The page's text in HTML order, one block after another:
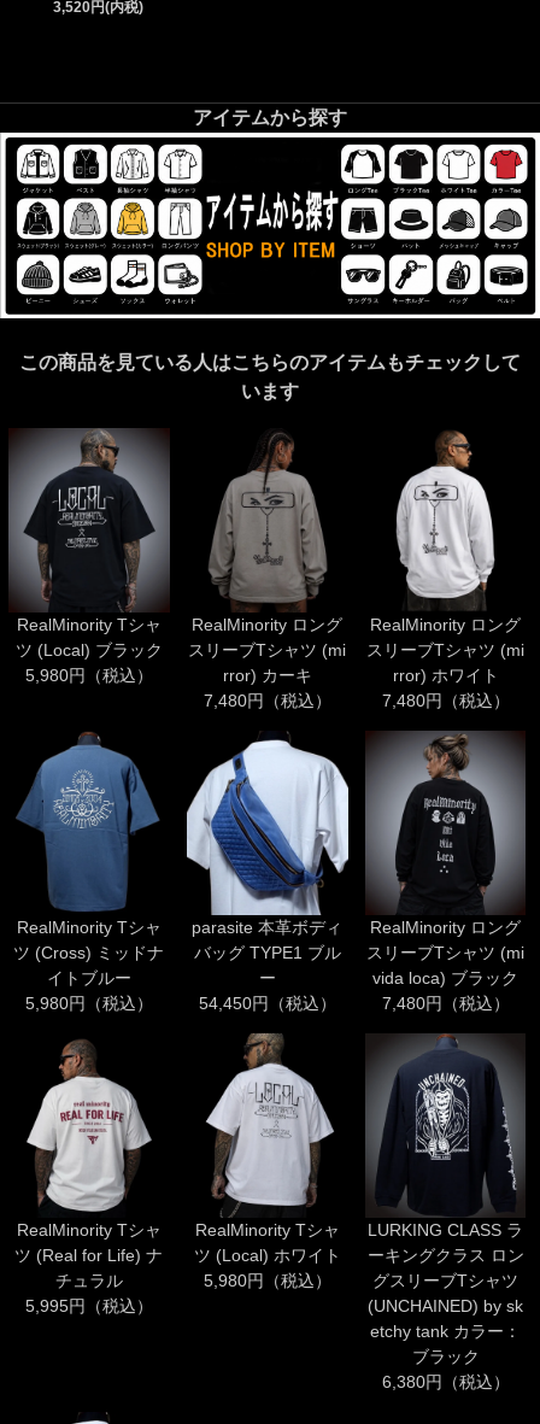
3,520円(内税)
アイテムから探す
この商品を見ている人はこちらのアイテムもチェックして
います
RealMinority Tシャ
ツ (Local) ブラック
5,980円（税込）
RealMinority ロング
スリーブTシャツ (mi
rror) カーキ
7,480円（税込）
RealMinority ロング
スリーブTシャツ (mi
rror) ホワイト
7,480円（税込）
RealMinority Tシャ
ツ (Cross) ミッドナ
イトブルー
5,980円（税込）
parasite 本革ボディ
バッグ TYPE1 ブル
ー
54,450円（税込）
RealMinority ロング
スリーブTシャツ (mi
vida loca) ブラック
7,480円（税込）
RealMinority Tシャ
ツ (Real for Life) ナ
チュラル
5,995円（税込）
RealMinority Tシャ
ツ (Local) ホワイト
5,980円（税込）
LURKING CLASS ラ
ーキングクラス ロン
グスリーブTシャツ
(UNCHAINED) by sk
etchy tank カラー：
ブラック
6,380円（税込）